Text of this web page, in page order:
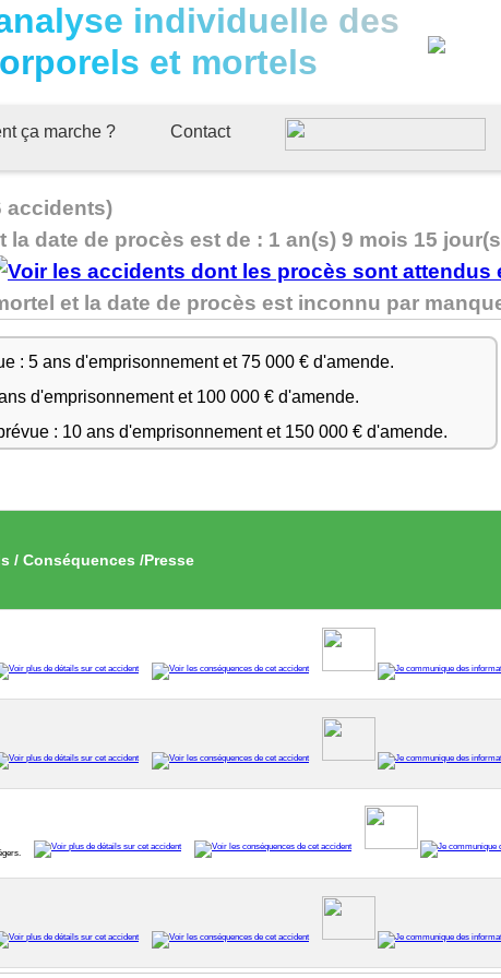
individuelle des
et mortels
ça marche ? Contact
accidents)
date de procès est de : 1 an(s) 9 mois 15
et la date de procès est inconnu par
: 5 ans d'emprisonnement et 75 000 € d'amende.
d'emprisonnement et 100 000 € d'amende.
: 10 ans d'emprisonnement et 150 000 € d'amende.
/ Conséquences /Presse